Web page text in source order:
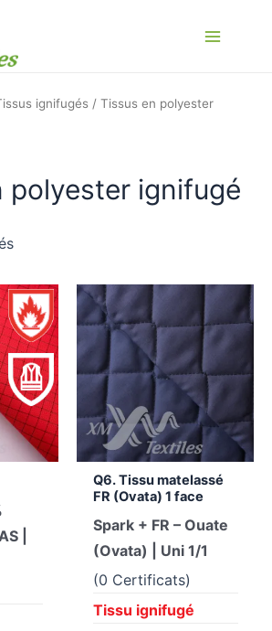
ignifugés / Tissus en polyester
polyester ignifugé
|
Q6. Tissu matelassé
FR (Ovata) 1 face
Spark + FR – Ouate
(Ovata) | Uni 1/1
(0 Certificats)
Tissu ignifugé